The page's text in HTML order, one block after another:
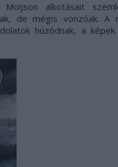
alkotásait
de mégis vonzóak. A
húzódnak, a